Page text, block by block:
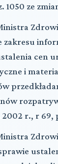
1050 ze
zakresu
cen
i
r., r 69,